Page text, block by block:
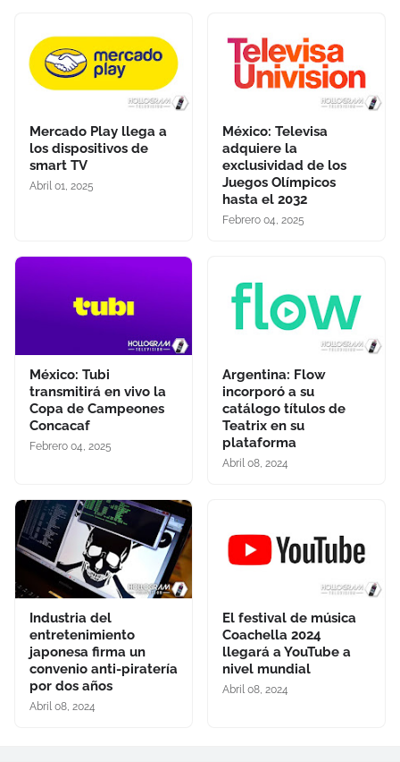
Mercado Play llega a
los dispositivos de
smart TV
Abril 01, 2025
México: Televisa
adquiere la
exclusividad de los
Juegos Olímpicos
hasta el 2032
Febrero 04, 2025
México: Tubi
transmitirá en vivo la
Copa de Campeones
Concacaf
Febrero 04, 2025
Argentina: Flow
incorporó a su
catálogo títulos de
Teatrix en su
plataforma
Abril 08, 2024
Industria del
entretenimiento
japonesa firma un
convenio anti-piratería
por dos años
Abril 08, 2024
El festival de música
Coachella 2024
llegará a YouTube a
nivel mundial
Abril 08, 2024